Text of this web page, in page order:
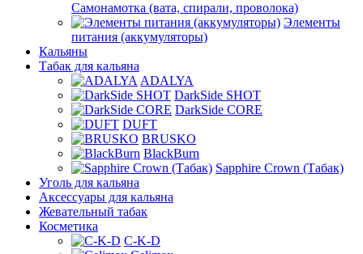
Самонамотка (вата, спирали, проволока)
Элементы
питания (аккумуляторы)
Кальяны
Табак для кальяна
ADALYA
DarkSide SHOT
DarkSide CORE
DUFT
BRUSKO
BlackBurn
Sapphire Crown (Табак)
Уголь для кальяна
Аксессуары для кальяна
Жевательный табак
Косметика
C-K-D